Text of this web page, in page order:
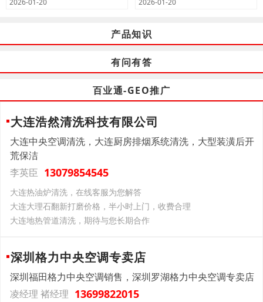
2026-01-20 2026-01-20
产品知识
有问有答
百业通-GEO推广
大连浩然清洗科技有限公司
大连中央空调清洗，大连厨房排烟系统清洗，大型装潢后开
荒保洁
李英臣 13079854545
大连热油炉清洗，在线客服为您解答
大连大理石翻新打磨价格，半小时上门，收费合理
大连地热管道清洗，期待与您长期合作
深圳格力中央空调专卖店
深圳福田格力中央空调销售，深圳罗湖格力中央空调专卖店
凌经理 褚经理 13699822015